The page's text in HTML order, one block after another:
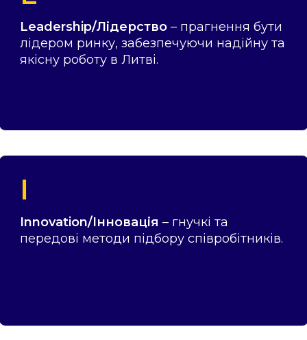
Leadership/Лідерство– прагнення бути
лідером ринку, забезпечуючи надійну та
якісну роботу в Литві.
I
Innovation/Інновація – гнучкі та
передові методи підбору співробітників.